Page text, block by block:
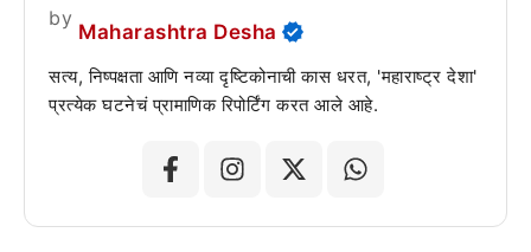
by
Maharashtra Desha
सत्य, निष्पक्षता आणि नव्या दृष्टिकोनाची कास धरत, 'महाराष्ट्र देशा'
प्रत्येक घटनेचं प्रामाणिक रिपोर्टिंग करत आले आहे.